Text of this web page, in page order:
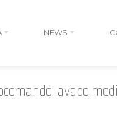
NEWS
lavabo